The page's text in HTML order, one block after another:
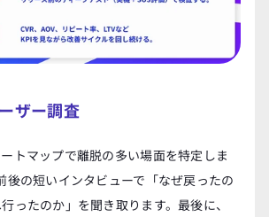
ザー調査
トマップで離脱の多い場面を特定しま
後の短いインタビューで「なぜ戻ったの
ったのか」を聞き取ります。最後に、